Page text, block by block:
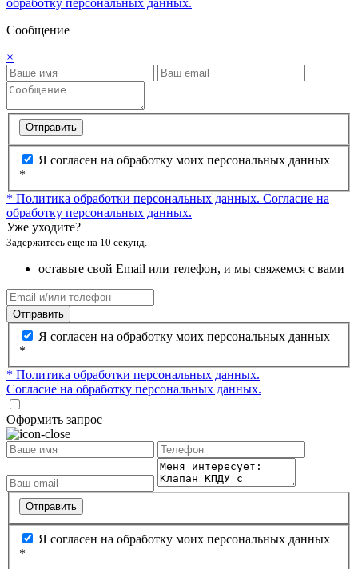
Сообщение
×
Отправить
Я согласен на обработку моих персональных данных
*
* Политика обработки персональных данных. Согласие на
обработку персональных данных.
Уже уходите?
Задержитесь еще на 10 секунд.
оставьте свой Email или телефон, и мы свяжемся с вами
Отправить
Я согласен на обработку моих персональных данных
*
* Политика обработки персональных данных.
Согласие на обработку персональных данных.
Оформить запрос
Отправить
Я согласен на обработку моих персональных данных
*